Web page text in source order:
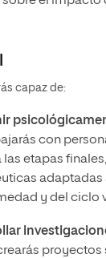
capaz de:
con
etapas
adaptadas
y del ciclo
proyectos